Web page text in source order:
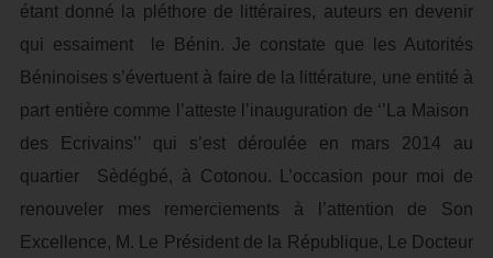
étant donné la pléthore de littéraires, auteurs en devenir
qui essaiment le Bénin. Je constate que les Autorités
Béninoises s’évertuent à faire de la littérature, une entité à
part entière comme l’atteste l’inauguration de ‘’La Maison
des Ecrivains’’ qui s’est déroulée en mars 2014 au
quartier Sèdégbé, à Cotonou. L’occasion pour moi de
renouveler mes remerciements à l’attention de Son
Excellence, M. Le Président de la République, Le Docteur